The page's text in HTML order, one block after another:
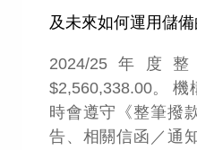
及未來如何運用儲備
2024/25 年度
$2,560,338.00。
機
時會遵守《整筆撥
告、相關信函／通